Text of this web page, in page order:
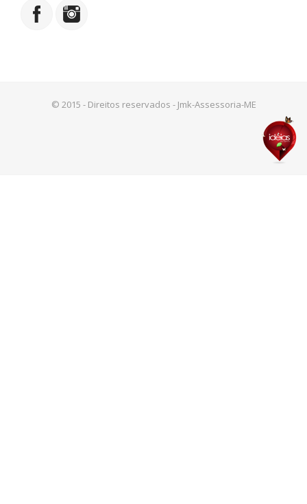
© 2015 - Direitos reservados - Jmk-Assessoria-ME